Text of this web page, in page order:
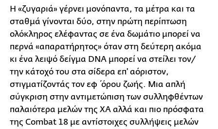
Η «ζυγαριά» γέρνει μονόπαντα, τα μέτρα και τα
σταθμά γίνονται δύο, στην πρώτη περίπτωση
ολόκληρος ελέφαντας σε ένα δωμάτιο μπορεί να
περνά «απαρατήρητος» όταν στη δεύτερη ακόμα
κι ένα λειψό δείγμα DNA μπορεί να στείλει τον/
την κάτοχό του στα σίδερα επ' αόριστον,
στιγματίζοντάς τον εφ΄όρου ζωής. Μια απλή
σύγκριση στην αντιμετώπιση των συλληφθέντων
παλαιότερα μελών της ΧΑ αλλά και πιο πρόσφατα
της Combat 18 με αντίστοιχες συλλήψεις μελών